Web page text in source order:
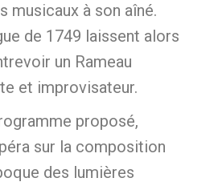
musicaux à son aîné.
de 1749 laissent alors
un Rameau
et improvisateur.
proposé,
sur la composition
des lumières